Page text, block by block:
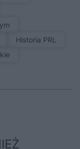
Historia PRL